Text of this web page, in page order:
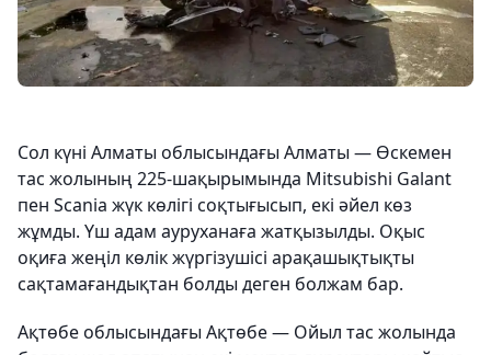
Сол күні Алматы облысындағы Алматы — Өскемен
тас жолының 225-шақырымында Mitsubishi Galant
пен Scania жүк көлігі соқтығысып, екі әйел көз
жұмды. Үш адам ауруханаға жатқызылды. Оқыс
оқиға жеңіл көлік жүргізушісі арақашықтықты
сақтамағандықтан болды деген болжам бар.
Ақтөбе облысындағы Ақтөбе — Ойыл тас жолында